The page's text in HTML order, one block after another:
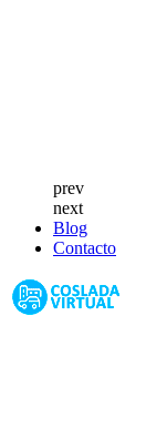
prev
next
Blog
Contacto